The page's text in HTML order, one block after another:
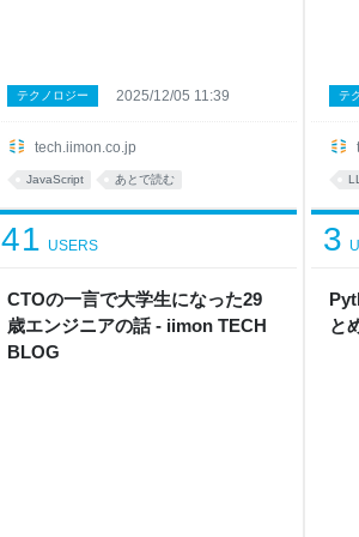
tech.iimon.co.jp
テクノロジー 2025/12/05 11:39
JavaScript あとで読む
テ
CTOの一言で大学生になった29
歳エンジニアの話 - iimon TECH
BLOG
41 USERS
と
3